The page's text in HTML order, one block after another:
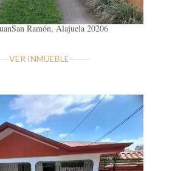
San Ramón, Alajuela 20206
VER INMUEBLE